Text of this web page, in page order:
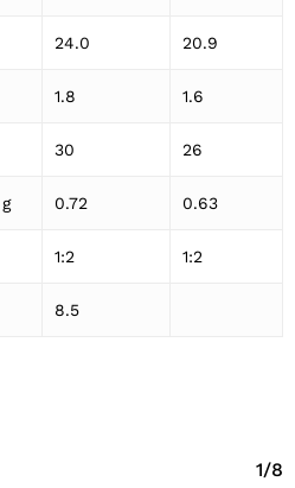
24.0 20.9
1.8 1.6
30 26
0.72 0.63
1:2 1:2
8.5
1/8